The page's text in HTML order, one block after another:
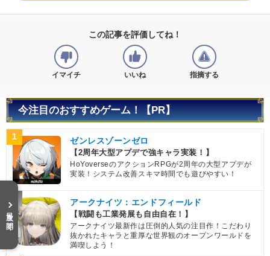
この記事を評価してね！
イマイチ いいね 指摘する
今注目のおすすめゲーム！【PR】
1 ゼンレスゾーンゼロ
【2周年大型アプデで強キャラ実装！】
HoYoverseのアクションRPGが2周年の大型アプデが
実装！システム改善スキマ時間でも遊びやすい！
アークナイツ：エンドフィールド
【戦闘も工業発展も自由自在！】
アークナイツ最新作は圧倒的人気の注目作！こだわり
抜かれたキャラと重厚な世界観のオープンワールドを
満喫しよう！
目次を開く